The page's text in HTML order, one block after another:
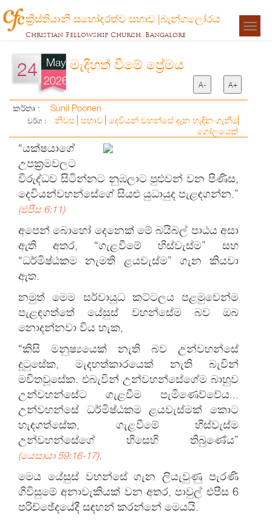
ක්‍රිස්තියානි සහෝදරත්ව සභාව |බැන්ගලෝරය
Christian Fellowship Church, Bangalore
24
May
2026
මැදිහත් වීමේ ප්‍රේමය
A- A+
කර්තෘ : Sunil Poonen
වර්ග : නිවස සභාව දෙවියන් වහන්සේ දැන හැඳින ගැනීම
ගෝලයෙක්
“යක්ෂයාගේ
උපක්‍රමවලට
විරුද්ධව සිටින්නට නුඹලාට පුළුවන් වන පිණිස,
දෙවියන්වහන්සේගේ සියළු යුධායුද පැළඳගන්න.”
(එපීස 6:11)
අපෙන් බොහෝ දෙනෙක් මේ බයිබල් පාඨය අසා
ඇති අතර, “ගැළවීමේ හිස්වැස්ම” සහ
“ධර්මිෂ්ඨකම නැමති ළයවැස්ම” ගැන කියවා
ඇත.
නමුත් මෙම සර්වායුධ කට්ටලය පළමුවෙන්ම
පැළඳගත්තේ යේසුස් වහන්සේම බව ඔබ
නොදන්නවා විය හැක,
“කිසි මනුෂ්‍යයෙක් නැති බව උන්වහන්සේ
දුටුසේක, මැදහත්කාරයෙක් නැති බැවින්
මවිතවූසේක. එබැවින් උන්වහන්සේගේම බාහුව
උන්වහන්සේට ගැළවීම පැමිණෙව්වේය...
උන්වහන්සේ ධර්මිෂ්ඨකම ළයවැස්මක් කොට
හැඳගත්සේක, ගැළවීමේ හිස්වැස්ම
උන්වහන්සේගේ හිසෙහි තිබුණේය”
(යෙසායා 59:16-17).
මෙය යේසුස් වහන්සේ ගැන ලියැවුණු පැරණි
ගිවිසුමේ අනාවැකියක් වන අතර, පාවුල් එපීස 6
පරිච්ඡේදයේදී සඳහන් කරන්නේ මෙයයි.